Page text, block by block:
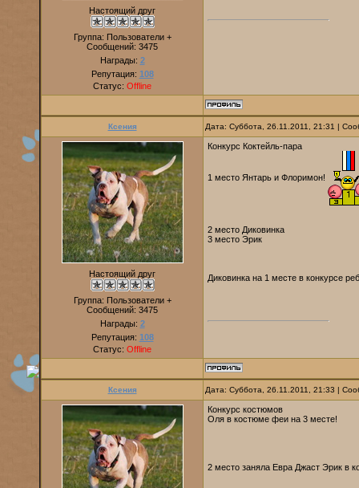
Настоящий друг
Группа: Пользователи +
Сообщений: 3475
Награды: 2
Репутация: 108
Статус: Offline
Ксения Дата: Суббота, 26.11.2011, 21:31 |
Настоящий друг
Группа: Пользователи +
Сообщений: 3475
Награды: 2
Репутация: 108
Статус: Offline
Конкурс Коктейль-пара
1 место Янтарь и Флоримон!
2 место Диковинка
3 место Эрик
Диковинка на 1 месте в конкурсе
Ксения Дата: Суббота, 26.11.2011, 21:33 |
Конкурс костюмов
Оля в костюме феи на 3 месте!
2 место заняла Евра Джаст Эрик в